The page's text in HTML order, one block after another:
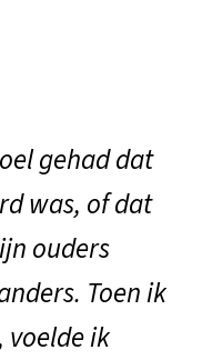
gehad dat
was, of dat
ouders
Toen ik
ik